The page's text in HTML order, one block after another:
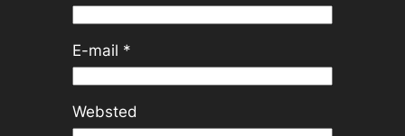
E-mail *
Websted